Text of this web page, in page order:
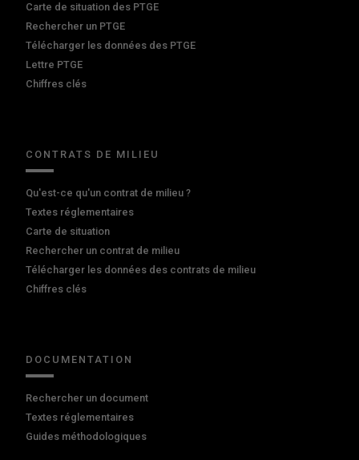
Carte de situation des PTGE
Rechercher un PTGE
Télécharger les données des PTGE
Lettre PTGE
Chiffres clés
CONTRATS DE MILIEU
Qu'est-ce qu'un contrat de milieu ?
Textes réglementaires
Carte de situation
Rechercher un contrat de milieu
Télécharger les données des contrats de milieu
Chiffres clés
DOCUMENTATION
Rechercher un document
Textes réglementaires
Guides méthodologiques